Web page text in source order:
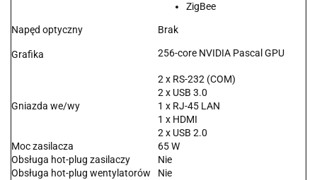
ZigBee
Napęd optyczny Brak
Grafika 256-core NVIDIA Pascal GPU
Gniazda we/wy
2 x RS-232 (COM)
2 x USB 3.0
1 x RJ-45 LAN
1 x HDMI
2 x USB 2.0
Moc zasilacza
65 W
Obsługa hot-plug zasilaczy
Nie
Obsługa hot-plug wentylatorów
Nie